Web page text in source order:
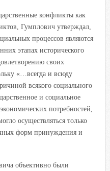
конфликты как
Гумплович утверждал,
процессов являются
этапах исторического
своих
«…всегда и всюду
всякого социального
и социальное
потребностей,
осуществляться только
форм принуждения и
объективно были